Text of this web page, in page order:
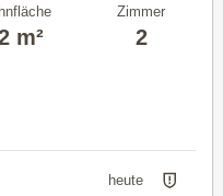
m²
Zimmer
2
heute